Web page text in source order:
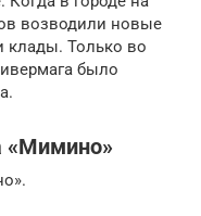
возводили новые
клады. Только во
было
«Мимино»